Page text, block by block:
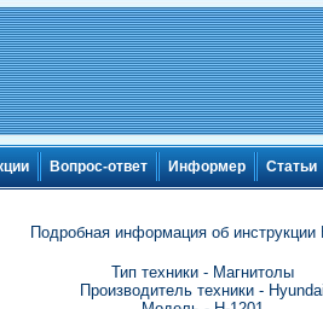
Вопрос-ответ Информер Статьи
Подробная информация об инструкции
Тип техники - Магнитолы
Производитель техники - Hyundai